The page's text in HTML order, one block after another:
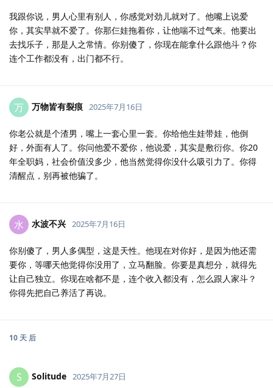
我跟你说，男人心里有别人，你感觉对劲儿就对了。他嘴上说爱
你，其实早就不爱了。你那仨娃拖着你，让他喘不过气来。他要出
去找乐子，那是人之常情。你别傻了，你现在能拿什么跟他斗？你
连个工作都没有，出门都不行。
万 万物皆有裂痕 2025年7月16日
你老公就是个渣男，嘴上一套心里一套。你给他生娃带娃，他倒
好，外面有人了。你问他爱不爱你，他说爱，其实是敷衍你。你20
年全职妈，社会价值没多少，他当然觉得你没什么吸引力了。你得
清醒点，别再被他骗了。
水 水波不兴 2025年7月16日
你别傻了，男人多偶型，这是天性。他现在对你好，是因为他还需
要你，等哪天他觉得你没用了，立马翻脸。你要是真想分，就得先
让自己独立。你现在啥都不是，连个收入都没有，怎么跟人家斗？
你得先把自己养活了再说。
10 天 后
S Solitude 2025年7月27日